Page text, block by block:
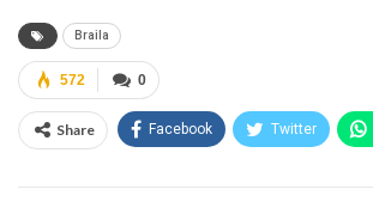
Braila
0
572
Share Facebook Twitter